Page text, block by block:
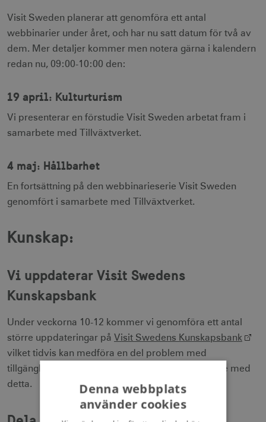
Visit Sweden planerar att genomföra ett antal
webbinarier under året, och har nu satt datum för två av
dem. Mer detaljer kommer men notera gärna i kalendern
redan nu, 09:00-10:00 den:
19 april: Kulturturism
Vi presenterar en förstudie Visit Sweden arbetat fram i
samarbete med Tillväxtverket.
4 maj: Hållbarhet
En fortsättning på den webbinarieserie Visit Sweden
genomfört i samarbete med Tillväxtverket.
Kunskap:
Vi uppdaterar Visit Swedens
Kunskapsbank
Under veckorna 10-12 kommer vi genomföra ett antal
större uppdateringar på Visit Swedens Kunskapsbank
vilket tidvis kan medföra en del problem med
tillgänglighet av vissa sidor. Vi ber om överseende med
detta.
Denna webbplats
använder cookies